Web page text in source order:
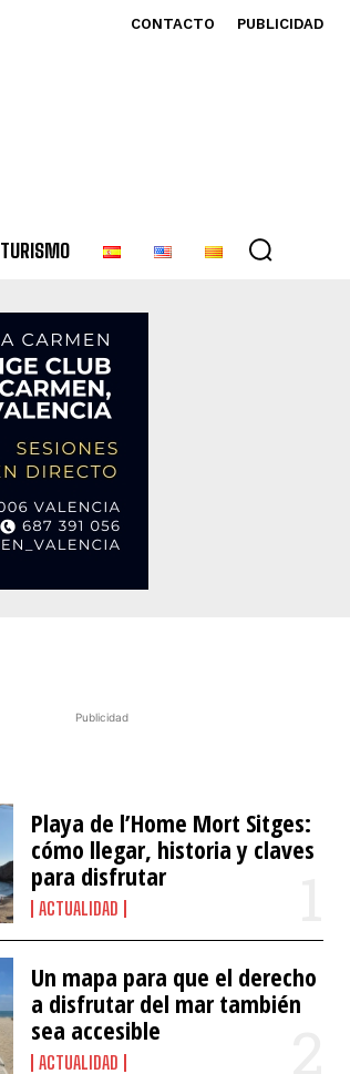
CONTACTO PUBLICIDAD
TURISMO
Publicidad
Playa de l’Home Mort Sitges:
cómo llegar, historia y claves
para disfrutar
ACTUALIDAD
Un mapa para que el derecho
a disfrutar del mar también
sea accesible
ACTUALIDAD